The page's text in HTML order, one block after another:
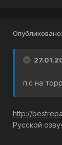
Опубликовано:
п.с на
http://
Русской